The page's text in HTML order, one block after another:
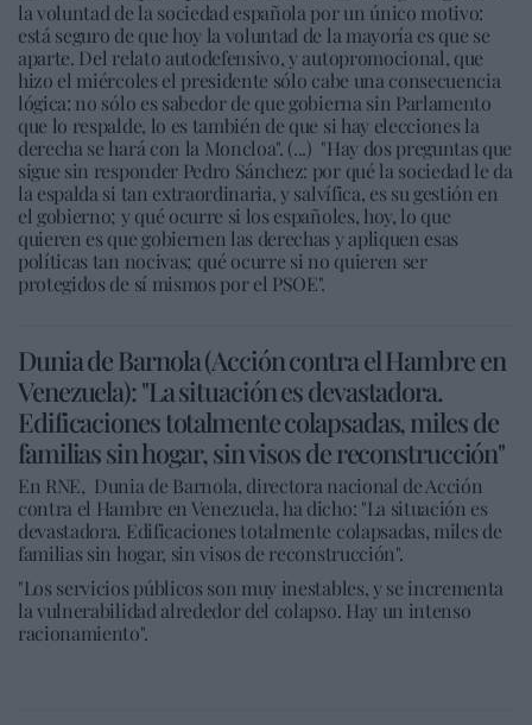
la voluntad de la sociedad española por un único motivo:
está seguro de que hoy la voluntad de la mayoría es que se
aparte. Del relato autodefensivo, y autopromocional, que
hizo el miércoles el presidente sólo cabe una consecuencia
lógica: no sólo es sabedor de que gobierna sin Parlamento
que lo respalde, lo es también de que si hay elecciones la
derecha se hará con la Moncloa". (...) "Hay dos preguntas que
sigue sin responder Pedro Sánchez: por qué la sociedad le da
la espalda si tan extraordinaria, y salvífica, es su gestión en
el gobierno; y qué ocurre si los españoles, hoy, lo que
quieren es que gobiernen las derechas y apliquen esas
políticas tan nocivas; qué ocurre si no quieren ser
protegidos de sí mismos por el PSOE".
Dunia de Barnola (Acción contra el Hambre en
Venezuela): "La situación es devastadora.
Edificaciones totalmente colapsadas, miles de
familias sin hogar, sin visos de reconstrucción"
En RNE, Dunia de Barnola, directora nacional de Acción
contra el Hambre en Venezuela, ha dicho: "La situación es
devastadora. Edificaciones totalmente colapsadas, miles de
familias sin hogar, sin visos de reconstrucción".
"Los servicios públicos son muy inestables, y se incrementa
la vulnerabilidad alrededor del colapso. Hay un intenso
racionamiento".